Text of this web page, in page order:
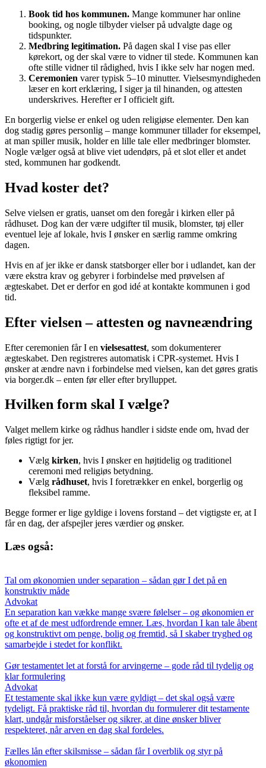
Book tid hos kommunen. Mange kommuner har online
booking, og nogle tilbyder vielser på udvalgte dage og
tidspunkter.
Medbring legitimation. På dagen skal I vise pas eller
kørekort, og der skal være to vidner til stede. Kommunen kan
ofte stille vidner til rådighed, hvis I ikke selv har nogen med.
Ceremonien varer typisk 5–10 minutter. Vielsesmyndigheden
læser en kort erklæring, I siger ja til hinanden, og attesten
underskrives. Herefter er I officielt gift.
En borgerlig vielse er enkel og uden religiøse elementer. Den kan
dog stadig gøres personlig – mange kommuner tillader for eksempel,
at man spiller musik, holder en lille tale eller medbringer blomster.
Nogle vælger også at blive viet udendørs, på et slot eller et andet
sted, kommunen har godkendt.
Hvad koster det?
Selve vielsen er gratis, uanset om den foregår i kirken eller på
rådhuset. Dog kan der være udgifter til musik, blomster, tøj eller
eventuel leje af lokale, hvis I ønsker en særlig ramme omkring
dagen.
Hvis en af jer ikke er dansk statsborger eller bor i udlandet, kan der
være ekstra krav og gebyrer i forbindelse med prøvelsen af
ægteskabet. Det er derfor en god idé at kontakte kommunen i god
tid.
Efter vielsen – attesten og navneændring
Efter ceremonien får I en vielsesattest, som dokumenterer
ægteskabet. Den registreres automatisk i CPR-systemet. Hvis I
ønsker at ændre navn i forbindelse med vielsen, kan det gøres gratis
via borger.dk – enten før eller efter brylluppet.
Hvilken form skal I vælge?
Valget mellem kirke og rådhus handler i sidste ende om, hvad der
føles rigtigt for jer.
Vælg kirken, hvis I ønsker en højtidelig og traditionel
ceremoni med religiøs betydning.
Vælg rådhuset, hvis I foretrækker en enkel, borgerlig og
fleksibel ramme.
Begge former er lige gyldige i lovens forstand – det vigtigste er, at I
får en dag, der afspejler jeres værdier og ønsker.
Læs også:
Tal om økonomien under separation – sådan gør I det på en
konstruktiv måde
Advokat
En separation kan vække mange svære følelser – og økonomien er
ofte et af de mest udfordrende emner. Læs, hvordan I kan tale åbent
og konstruktivt om penge, bolig og fremtid, så I skaber tryghed og
samarbejde i stedet for konflikt.
Gør testamentet let at forstå for arvingerne – gode råd til tydelig og
klar formulering
Advokat
Et testamente skal ikke kun være gyldigt – det skal også være
tydeligt. Få praktiske råd til, hvordan du formulerer dit testamente
klart, undgår misforståelser og sikrer, at dine ønsker bliver
respekteret, når arven en dag skal fordeles.
Fælles lån efter skilsmisse – sådan får I overblik og styr på
økonomien